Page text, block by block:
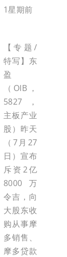
1星期前
【专题/
特写】东
盈
（OIB，
5827，
主板产业
股）昨天
（7月27
日）宣布
斥资2亿
8000万
令吉，向
大股东收
购从事摩
多销售、
摩多贷款